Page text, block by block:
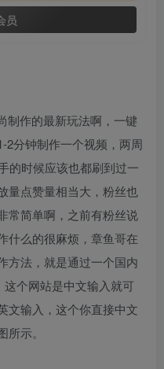
员
制作的最新玩法啊，一键
2分钟制作一个视频，两周
的时候应该也都刷到过一
量点赞量相当大，粉丝也
常简单啊，之前有粉丝说
什么的很麻烦，章鱼哥在
方法，就是通过一个国内
个网站是中文输入就可
文输入，这个你直接中文
示。